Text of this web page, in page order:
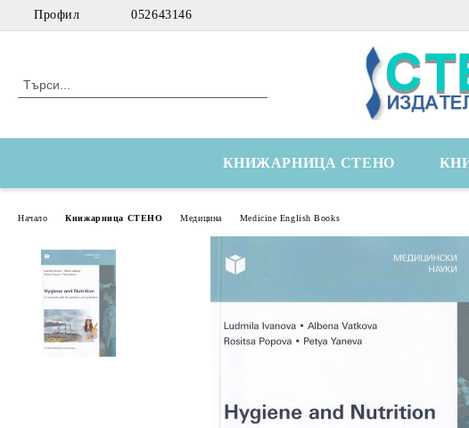
Профил 052643146
КНИЖАРНИЦА СТЕНО
Начало Книжарница СТЕНО Медицина Medicine English Books